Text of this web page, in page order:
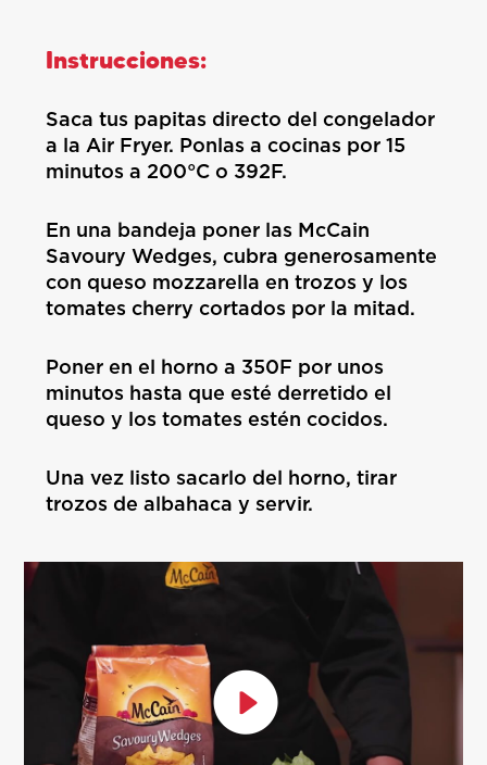
Instrucciones:
Saca tus papitas directo del congelador
a la Air Fryer. Ponlas a cocinas por 15
minutos a 200°C o 392F.
En una bandeja poner las McCain
Savoury Wedges, cubra generosamente
con queso mozzarella en trozos y los
tomates cherry cortados por la mitad.
Poner en el horno a 350F por unos
minutos hasta que esté derretido el
queso y los tomates estén cocidos.
Una vez listo sacarlo del horno, tirar
trozos de albahaca y servir.